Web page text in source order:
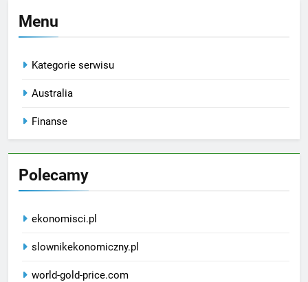
Menu
Kategorie serwisu
Australia
Finanse
Polecamy
ekonomisci.pl
slownikekonomiczny.pl
world-gold-price.com